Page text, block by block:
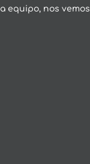
equipo, nos vemos